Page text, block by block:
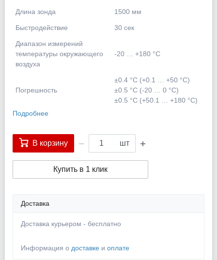
Длина зонда 1500 мм
Быстродействие 30 сек
Диапазон измерений
температуры окружающего
воздуха
-20 … +180 °C
Погрешность
±0.4 °C (+0.1 … +50 °C)
±0.5 °C (-20 … 0 °C)
±0.5 °C (+50.1 … +180 °C)
Подробнее
В корзину шт
Купить в 1 клик
Доставка
Доставка курьером - бесплатно
Информация о доставке и оплате